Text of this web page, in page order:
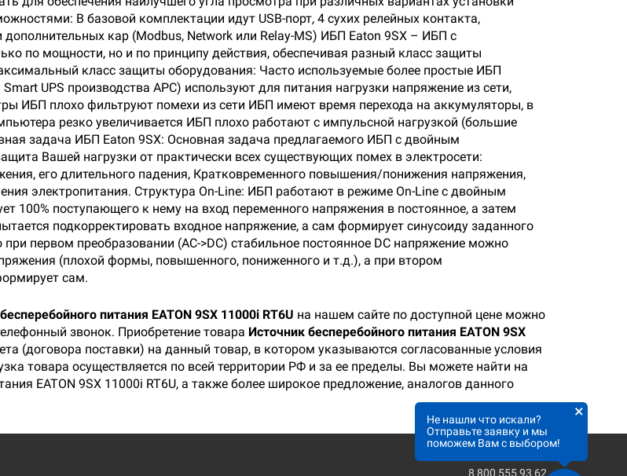
В базовой комплектации идут USB-порт, 4 сухих релейных контакта,
дополнительных кар (Modbus, Network или Relay-MS) ИБП Eaton 9SX – ИБП с
по мощности, но и по принципу действия, обеспечивая разный класс защиты
класс защиты оборудования: Часто используемые более простые ИБП
UPS производства АРС) используют для питания нагрузки напряжение из сети,
ИБП плохо фильтруют помехи из сети ИБП имеют время перехода на аккумуляторы, в
резко увеличивается ИБП плохо работают с импульсной нагрузкой (большие
задача ИБП Eaton 9SX: Основная задача предлагаемого ИБП с двойным
Вашей нагрузки от практически всех существующих помех в электросети:
его длительного падения, Кратковременного повышения/понижения напряжения,
электропитания. Структура On-Line: ИБП работают в режиме On-Line с двойным
100% поступающего к нему на вход переменного напряжения в постоянное, а затем
подкорректировать входное напряжение, а сам формирует синусоиду заданного
первом преобразовании (AC->DC) стабильное постоянное DC напряжение можно
(плохой формы, повышенного, пониженного и т.д.), а при втором
сам.
питания EATON 9SX 11000i RT6U на нашем сайте по доступной цене можно
звонок. Приобретение товара Источник бесперебойного питания EATON 9SX
(договора поставки) на данный товар, в котором указываются согласованные условия
товара осуществляется по всей территории РФ и за ее пределы. Вы можете найти на
EATON 9SX 11000i RT6U, а также более широкое предложение, аналогов данного
8 800 555 93 62
Не нашли что искали?
Отправьте заявку и мы
поможем Вам с выбором!
×